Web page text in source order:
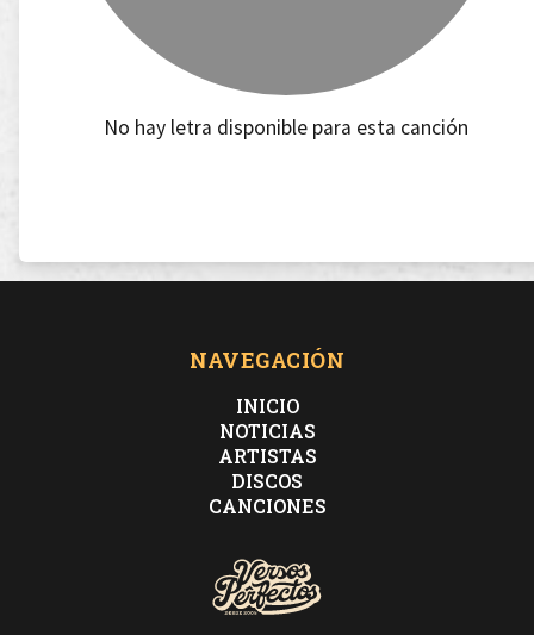
No hay letra disponible para esta canción
NAVEGACIÓN
INICIO
NOTICIAS
ARTISTAS
DISCOS
CANCIONES